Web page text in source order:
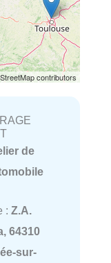
contributors
de
: Z.A.
64310
sur-